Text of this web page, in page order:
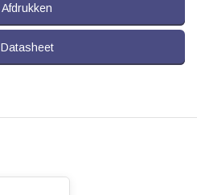
Afdrukken
Datasheet